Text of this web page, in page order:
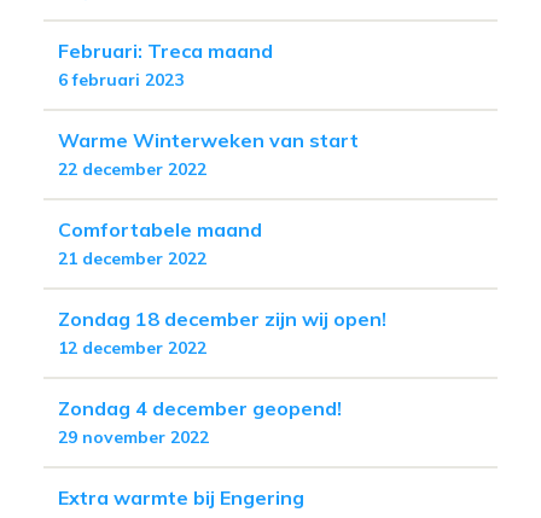
Februari: Treca maand
6 februari 2023
Warme Winterweken van start
22 december 2022
Comfortabele maand
21 december 2022
Zondag 18 december zijn wij open!
12 december 2022
Zondag 4 december geopend!
29 november 2022
Extra warmte bij Engering